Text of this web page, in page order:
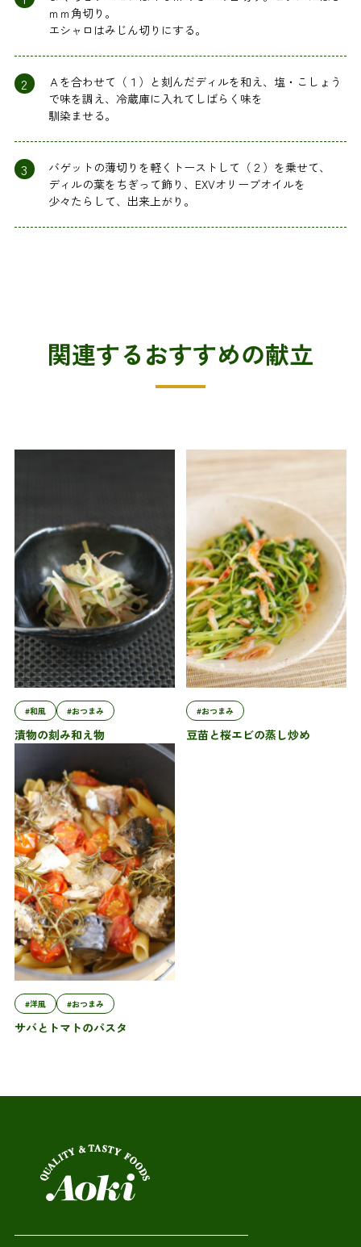
ｍｍ角切り。
エシャロはみじん切りにする。
2
Ａを合わせて（１）と刻んだディルを和え、塩・こしょう
で味を調え、冷蔵庫に入れてしばらく味を
馴染ませる。
3
バゲットの薄切りを軽くトーストして（２）を乗せて、
ディルの葉をちぎって飾り、EXVオリーブオイルを
少々たらして、出来上がり。
関連するおすすめの献立
#和風 #おつまみ
漬物の刻み和え物
#おつまみ
豆苗と桜エビの蒸し炒め
#洋風 #おつまみ
サバとトマトのパスタ